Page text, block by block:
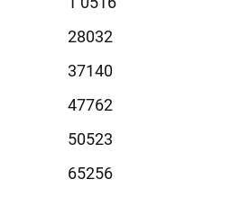
8032
7140
7762
0523
5256